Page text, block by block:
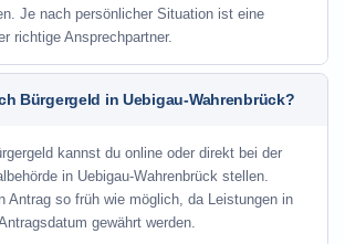
Je nach persönlicher Situation ist eine
richtige Ansprechpartner.
Bürgergeld in Uebigau-Wahrenbrück?
kannst du online oder direkt bei der
in Uebigau-Wahrenbrück stellen.
Antrag so früh wie möglich, da Leistungen in
gewährt werden.